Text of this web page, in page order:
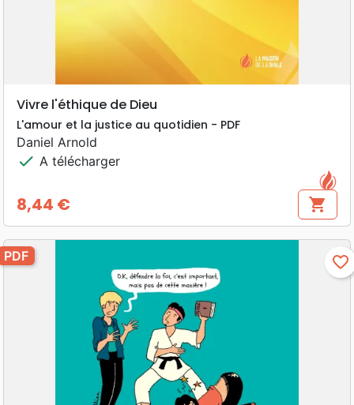
Vivre l'éthique de Dieu
L'amour et la justice au quotidien - PDF
Daniel Arnold
check A télécharger
Prix
8,44 € shopping_cart
PDF favorite_border